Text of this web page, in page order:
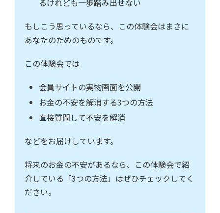
もしこう思っているなら、この体験会はまさに
あなたのためのものです。
この体験会では
会員サイトの実物画面を公開
お金の不安を解消する3つの方法
直接質問して不安を解消
などをお届けしています。
将来のお金の不安があるなら、この体験会で紹
介している「3つの方法」はぜひチェックしてく
ださい。